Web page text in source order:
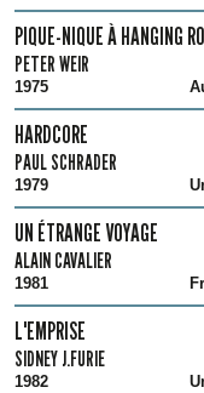
PIQUE-NIQUE À HANGING
PETER WEIR
1975
HARDCORE
PAUL SCHRADER
1979
UN ÉTRANGE VOYAGE
ALAIN CAVALIER
1981
L'EMPRISE
SIDNEY J.FURIE
1982